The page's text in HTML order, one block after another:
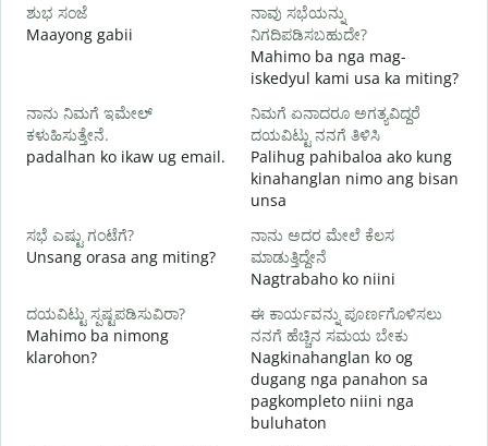
ಶುಭ ಸಂಜೆ
Maayong gabii
ನಾವು ಸಭೆಯನ್ನು
ನಿಗದಿಪಡಿಸಬಹುದೇ?
Mahimo ba nga mag-
iskedyul kami usa ka miting?
ನಾನು ನಿಮಗೆ ಇಮೇಲ್
ಕಳುಹಿಸುತ್ತೇನೆ.
padalhan ko ikaw ug email.
ನಿಮಗೆ ಏನಾದರೂ ಅಗತ್ಯವಿದ್ದರೆ
ದಯವಿಟ್ಟು ನನಗೆ ತಿಳಿಸಿ
Palihug pahibaloa ako kung
kinahanglan nimo ang bisan
unsa
ಸಭೆ ಎಷ್ಟು ಗಂಟೆಗೆ?
Unsang orasa ang miting?
ನಾನು ಅದರ ಮೇಲೆ ಕೆಲಸ
ಮಾಡುತ್ತಿದ್ದೇನೆ
Nagtrabaho ko niini
ದಯವಿಟ್ಟು ಸ್ಪಷ್ಟಪಡಿಸುವಿರಾ?
Mahimo ba nimong
klarohon?
ಈ ಕಾರ್ಯವನ್ನು ಪೂರ್ಣಗೊಳಿಸಲು
ನನಗೆ ಹೆಚ್ಚಿನ ಸಮಯ ಬೇಕು
Nagkinahanglan ko og
dugang nga panahon sa
pagkompleto niini nga
buluhaton